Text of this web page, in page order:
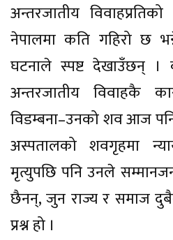
अन्तरजातीय
नेपालमा कति गहिरो छ
घटनाले स्पष्ट देखाउँछन् ।
अन्तरजातीय विवाहकै
विडम्बना–उनको शव आज
अस्पतालको शवगृहमा
मृत्युपछि पनि उनले
छैनन्, जुन राज्य र समाज
प्रश्न हो ।